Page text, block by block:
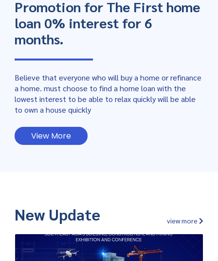
Promotion for The First home
loan 0% interest for 6
months.
Believe that everyone who will buy a home or refinance
a home. must choose to find a home loan with the
lowest interest to be able to relax quickly will be able
to own a house quickly
View More
New Update view more